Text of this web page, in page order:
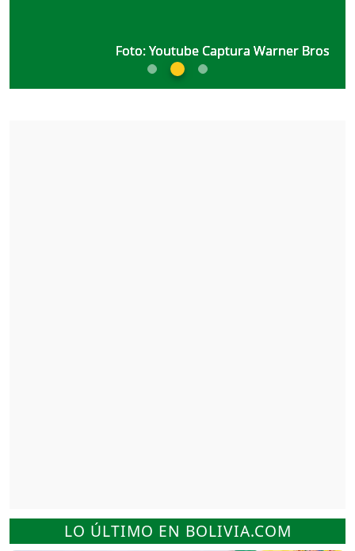
Foto: Youtube Captura Warner Bros
Foto: Youtube Captura Warner Bros
Foto: Youtube Captura Warner Bros
LO ÚLTIMO EN BOLIVIA.COM